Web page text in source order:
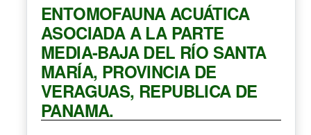
ENTOMOFAUNA ACUÁTICA
ASOCIADA A LA PARTE
MEDIA-BAJA DEL RÍO SANTA
MARÍA, PROVINCIA DE
VERAGUAS, REPUBLICA DE
PANAMA.